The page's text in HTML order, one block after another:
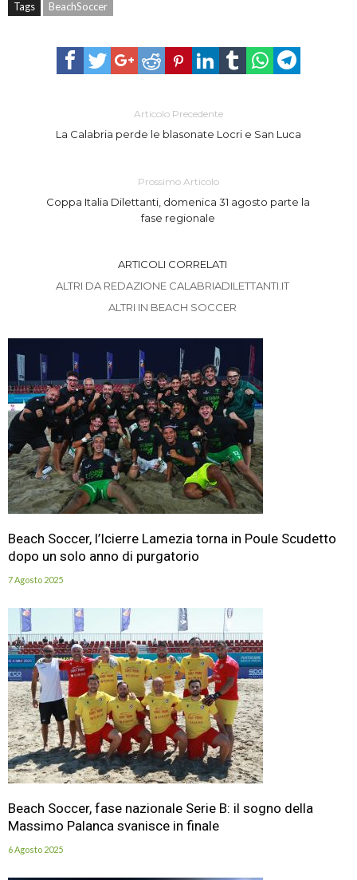
Tags BeachSoccer
Articolo Precedente
La Calabria perde le blasonate Locri e San Luca
Prossimo Articolo
Coppa Italia Dilettanti, domenica 31 agosto parte la
fase regionale
ARTICOLI CORRELATI
ALTRI DA REDAZIONE CALABRIADILETTANTI.IT
ALTRI IN BEACH SOCCER
Beach Soccer, l’Icierre Lamezia torna in Poule Scudetto
dopo un solo anno di purgatorio
7 Agosto 2025
Beach Soccer, fase nazionale Serie B: il sogno della
Massimo Palanca svanisce in finale
6 Agosto 2025